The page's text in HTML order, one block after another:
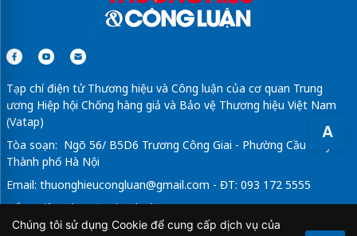
A
Tạp chí điện tử Thương hiệu và Công luận của cơ quan Trung
ương Hiệp hội Chống hàng giả và Bảo vệ Thương hiệu Việt Nam
(Vatap)
Tòa soạn: Ngõ 56/ B5D6 Trương Công Giai - Phường Cầu Giấy -
Thành phố Hà Nội
Email: thuonghieucongluan@gmail.com - ĐT: 093 172 5555
Tổng Biên Tập: Vũ Đức Thuận
Giấy phép hoạt động báo chí điện tử số 64/GP-BTTTT do Bộ
Chúng tôi sử dụng Cookie để cung cấp dịch vụ của